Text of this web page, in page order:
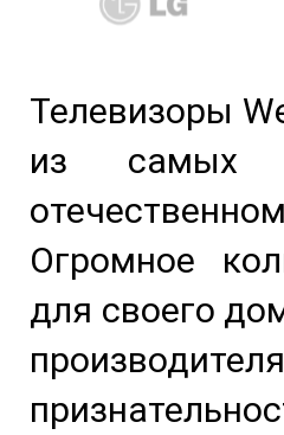
Телевизоры
из самых
Огромное
для своего